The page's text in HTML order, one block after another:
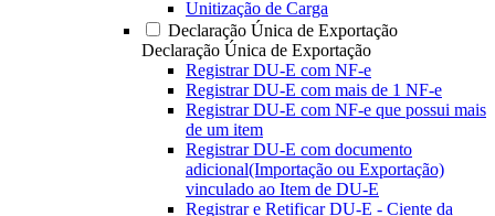
Unitização de Carga
Declaração Única de Exportação
Declaração Única de Exportação
Registrar DU-E com NF-e
Registrar DU-E com mais de 1 NF-e
Registrar DU-E com NF-e que possui mais
de um item
Registrar DU-E com documento
adicional(Importação ou Exportação)
vinculado ao Item de DU-E
Registrar e Retificar DU-E - Ciente da